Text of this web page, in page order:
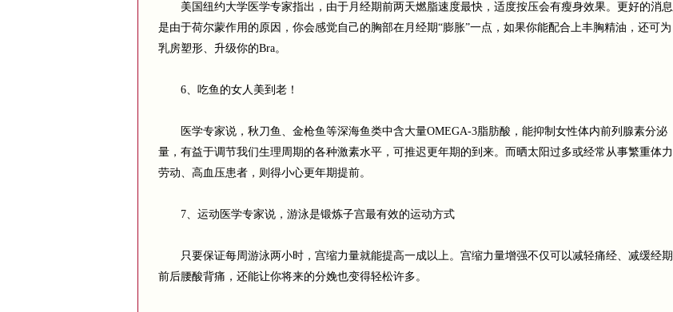
美国纽约大学医学专家指出，由于月经期前两天燃脂速度最快，适度按压会有瘦身效果。更好的消息
是由于荷尔蒙作用的原因，你会感觉自己的胸部在月经期“膨胀”一点，如果你能配合上丰胸精油，还可为
乳房塑形、升级你的Bra。
6、吃鱼的女人美到老！
医学专家说，秋刀鱼、金枪鱼等深海鱼类中含大量OMEGA-3脂肪酸，能抑制女性体内前列腺素分泌
量，有益于调节我们生理周期的各种激素水平，可推迟更年期的到来。而晒太阳过多或经常从事繁重体力
劳动、高血压患者，则得小心更年期提前。
7、运动医学专家说，游泳是锻炼子宫最有效的运动方式
只要保证每周游泳两小时，宫缩力量就能提高一成以上。宫缩力量增强不仅可以减轻痛经、减缓经期
前后腰酸背痛，还能让你将来的分娩也变得轻松许多。